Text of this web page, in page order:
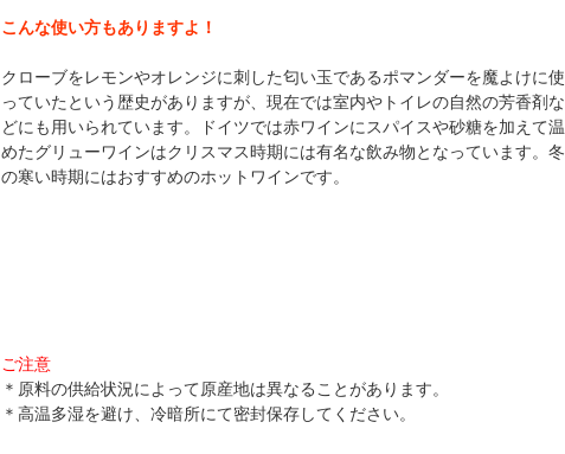
こんな使い方もありますよ！
クローブをレモンやオレンジに刺した匂い玉であるポマンダーを魔よけに使
っていたという歴史がありますが、現在では室内やトイレの自然の芳香剤な
どにも用いられています。ドイツでは赤ワインにスパイスや砂糖を加えて温
めたグリューワインはクリスマス時期には有名な飲み物となっています。冬
の寒い時期にはおすすめのホットワインです。
ご注意
＊原料の供給状況によって原産地は異なることがあります。
＊高温多湿を避け、冷暗所にて密封保存してください。